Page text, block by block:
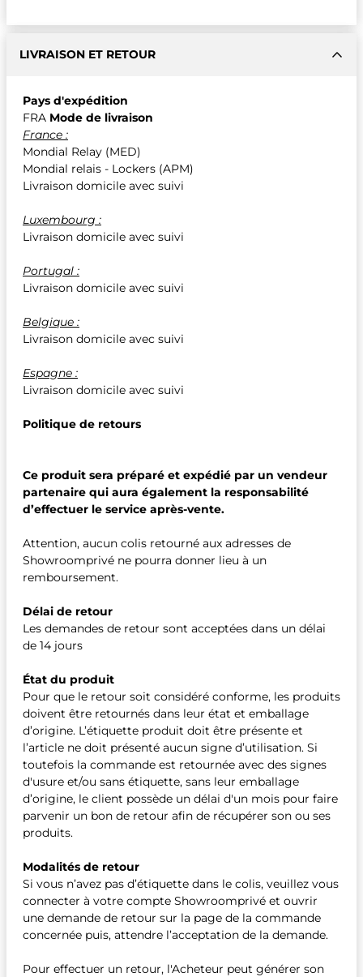
LIVRAISON ET RETOUR
Pays d'expédition
FRA Mode de livraison
France :
Mondial Relay (MED)
Mondial relais - Lockers (APM)
Livraison domicile avec suivi
Luxembourg :
Livraison domicile avec suivi
Portugal :
Livraison domicile avec suivi
Belgique :
Livraison domicile avec suivi
Espagne :
Livraison domicile avec suivi
Politique de retours
Ce produit sera préparé et expédié par un vendeur
partenaire qui aura également la responsabilité
d’effectuer le service après-vente.
Attention, aucun colis retourné aux adresses de
Showroomprivé ne pourra donner lieu à un
remboursement.
Délai de retour
Les demandes de retour sont acceptées dans un délai
de 14 jours
État du produit
Pour que le retour soit considéré conforme, les produits
doivent être retournés dans leur état et emballage
d’origine. L’étiquette produit doit être présente et
l’article ne doit présenté aucun signe d’utilisation. Si
toutefois la commande est retournée avec des signes
d'usure et/ou sans étiquette, sans leur emballage
d’origine, le client possède un délai d'un mois pour faire
parvenir un bon de retour afin de récupérer son ou ses
produits.
Modalités de retour
Si vous n’avez pas d’étiquette dans le colis, veuillez vous
connecter à votre compte Showroomprivé et ouvrir
une demande de retour sur la page de la commande
concernée puis, attendre l’acceptation de la demande.
Pour effectuer un retour, l'Acheteur peut générer son